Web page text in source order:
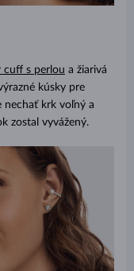
cuff s perlou a žiarivá
kúsky pre
nechať krk voľný a
zostal vyvážený.